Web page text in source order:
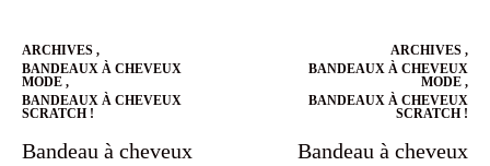
ARCHIVES ,
BANDEAUX À CHEVEUX
MODE ,
BANDEAUX À CHEVEUX
SCRATCH !
Bandeau à cheveux
ARCHIVES ,
BANDEAUX À CHEVEUX
MODE ,
BANDEAUX À CHEVEUX
SCRATCH !
Bandeau à cheveux